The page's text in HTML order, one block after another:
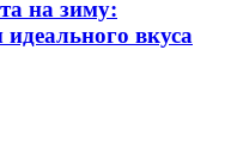
на зиму:
вкуса